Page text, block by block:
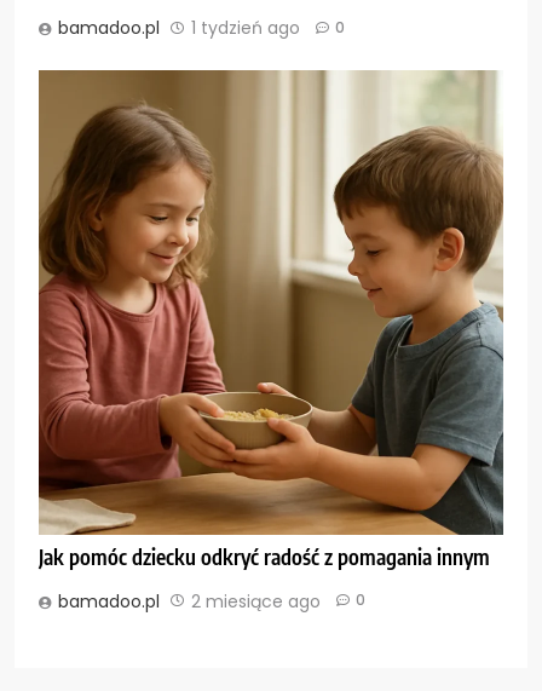
bamadoo.pl 1 tydzień ago 0
Jak pomóc dziecku odkryć radość z pomagania innym
bamadoo.pl 2 miesiące ago 0